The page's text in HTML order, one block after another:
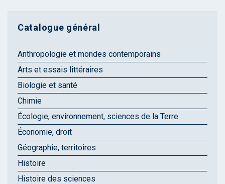
Catalogue général
Anthropologie et mondes contemporains
Arts et essais littéraires
Biologie et santé
Chimie
Écologie, environnement, sciences de la Terre
Économie, droit
Géographie, territoires
Histoire
Histoire des sciences